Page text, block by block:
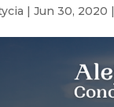
|Jun 30, 2020 |